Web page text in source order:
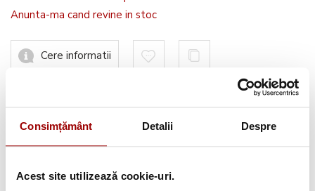
Consimțământ Detalii Despre
Acest site utilizează cookie-uri.
Anunta-ma cand revine in stoc
Cere informatii
Avantajele tale: